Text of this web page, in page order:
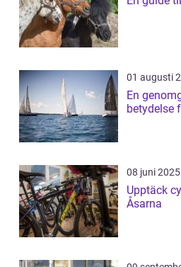
01 augusti
En
betydelse
08 juni 2025
Upptäck
Åsarna